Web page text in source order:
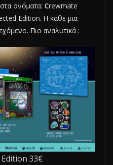
ονόματα: Crewmate
Edition. H κάθε μια
Πιο αναλυτικά :
33€